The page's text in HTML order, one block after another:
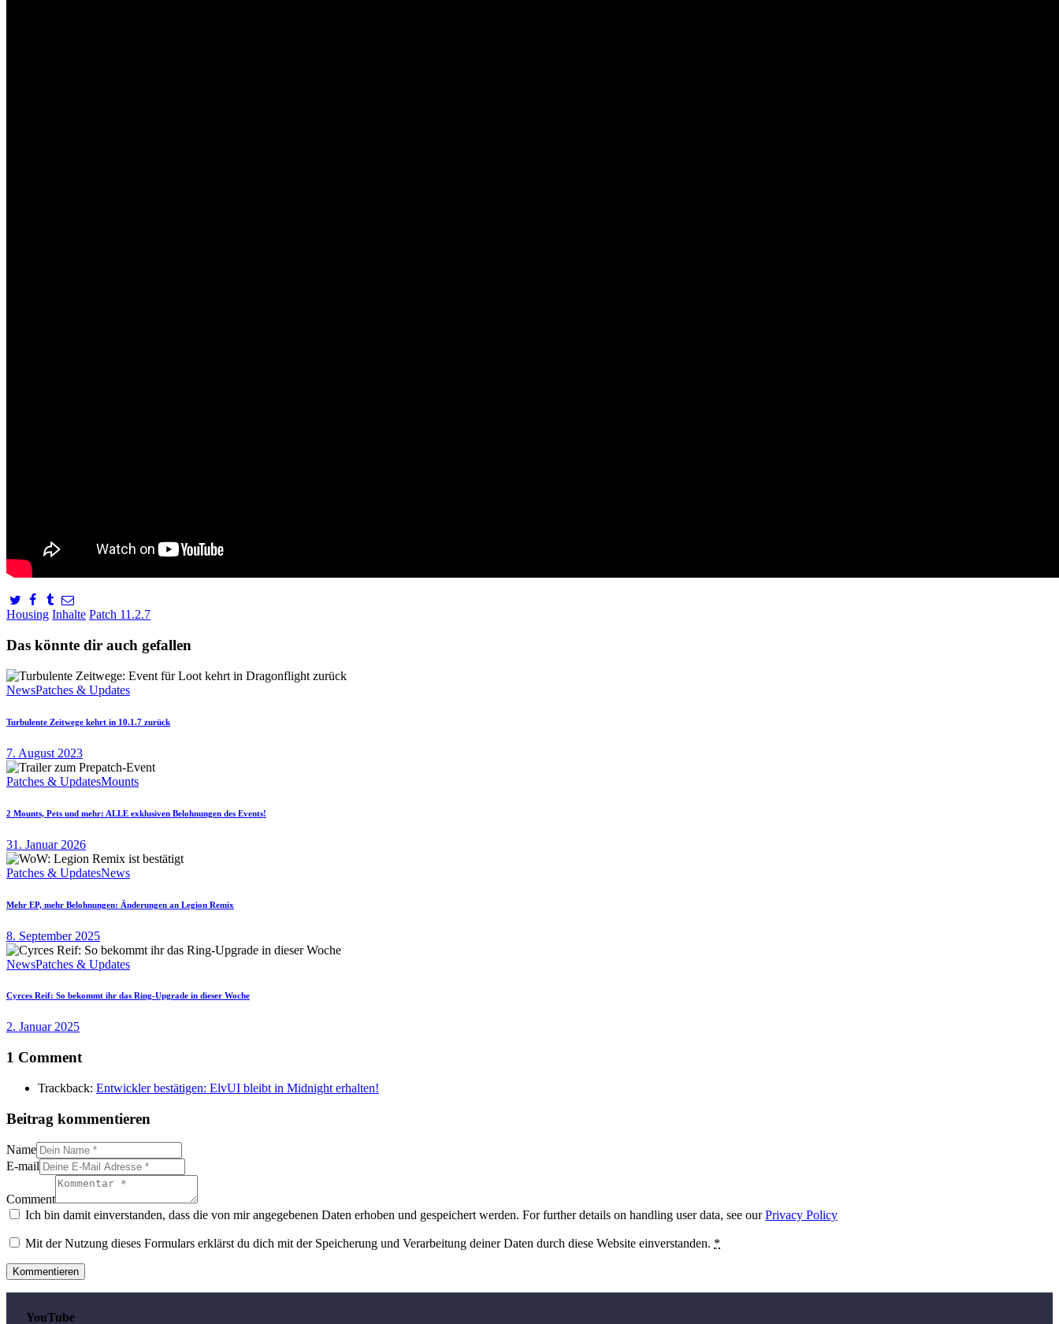
Housing Inhalte Patch 11.2.7
Das könnte dir auch gefallen
NewsPatches & Updates
Turbulente Zeitwege kehrt in 10.1.7 zurück
7. August 2023
Patches & UpdatesMounts
2 Mounts, Pets und mehr: ALLE exklusiven Belohnungen des Events!
31. Januar 2026
Patches & UpdatesNews
Mehr EP, mehr Belohnungen: Änderungen an Legion Remix
8. September 2025
NewsPatches & Updates
Cyrces Reif: So bekommt ihr das Ring-Upgrade in dieser Woche
2. Januar 2025
1 Comment
Trackback: Entwickler bestätigen: ElvUI bleibt in Midnight erhalten!
Beitrag kommentieren
Name
E-mail
Comment
Ich bin damit einverstanden, dass die von mir angegebenen Daten erhoben und gespeichert werden. For further details on handling user data, see ourPrivacy Policy
Mit der Nutzung dieses Formulars erklärst du dich mit der Speicherung und Verarbeitung deiner Daten durch diese Website einverstanden. *
YouTube